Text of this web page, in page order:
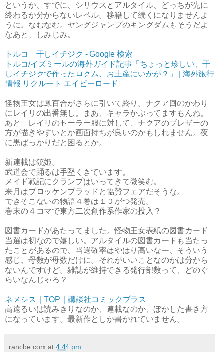
というか、すでに、シリウスとアルタイル、どっちが先に
終わるか分からないレベル。移籍して続くになりませんよ
うに。なむなむ。ヤングジャンプのキングダムもそうだよ
なあと、しみじみ。
トルコ 干しイチジク - Google 検索
トルコ/イズミールの海外ガイド記事「ちょっと珍しい、干
しイチジクで作ったロクム、お土産にいかが？」 | 海外旅行
情報 リクルート エイビーロード
怪物王女は鳳百合がさらに引いて終り。ナクア回のかわり
にレイリの出番無し。まあ、キャラかぶってますもんね。
あと、レイリのセーラー服に対して、ナクアのブレザーの
方が描きやすいとか画面持ちが良いのかもしれません。夜
に黒ばっかりだと困るとか。
新連載は銃姫。
武道会で踊るは手堅くきています。
メイド戦記にクランプはいってきて微笑む。
来月はブロッケンブラッドと協賛フェアだそうな。
できそこないの物語４巻は１０がつ発売。
巻末の４コマで東方二次創作系作家の投入？
図書カードがあたってました。怪物王女表紙の図書カード
当選は初なので嬉しい。アルタイルの図書カードも当たっ
たことがあるので、当選確率はやはり高いなー、そういう
感じ。母数が母数だけに。それがいいことなのかは分から
ないんですけど。雑誌が維持できる発行部数って、どのぐ
らいなんじゃろ？
ネメシス｜TOP｜講談社コミックプラス
高遠るいは読みきりなのか、連載なのか、ぼかした書き方
になっています。最新作としか書かれていません。
ranobe.com at 4:44 pm